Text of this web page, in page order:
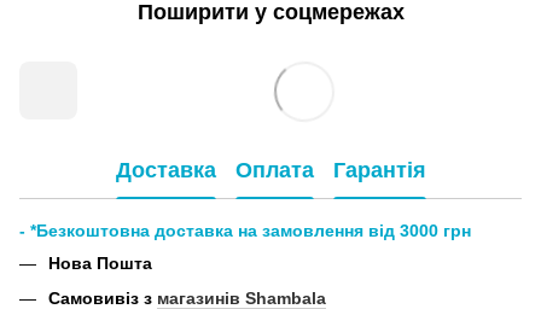
Поширити у соцмережах
Доставка Оплата Гарантія
- *Безкоштовна доставка на замовлення від 3000 грн
Нова Пошта
Самовивіз з магазинів Shambala